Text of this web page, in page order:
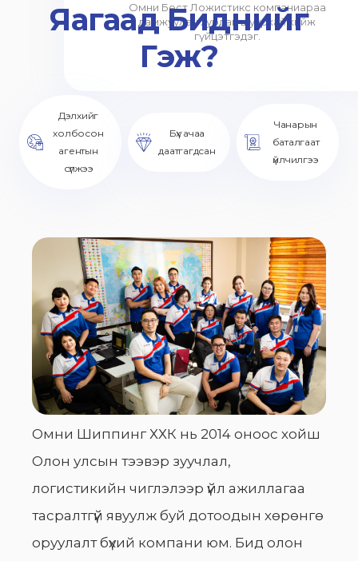
Омни Бест Ложистикс компаниараа
дамжуулан хурдан шуурхай хийж
гүйцэтгэдэг.
Яагаад Биднийг
Гэж?
Дэлхийг
холбосон
агентын
сүлжээ
Бүх ачаа
даатгагдсан
Чанарын
баталгаат
үйлчилгээ
Омни Шиппинг ХХК нь 2014 оноос хойш
Олон улсын тээвэр зуучлал,
логистикийн чиглэлээр үйл ажиллагаа
тасралтгүй явуулж буй дотоодын хөрөнгө
оруулалт бүхий компани юм. Бид олон